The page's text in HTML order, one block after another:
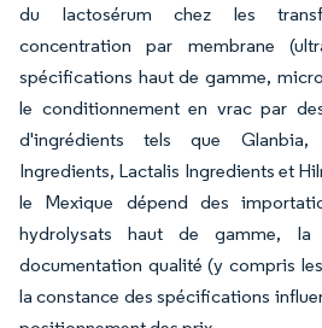
du lactosérum chez les
concentration par membrane
spécifications haut de gamme,
le conditionnement en vrac par
d'ingrédients tels que Glanbia,
Ingredients, Lactalis Ingredients et
le Mexique dépend des
hydrolysats haut de gamme, la
documentation qualité (y compris
la constance des spécifications